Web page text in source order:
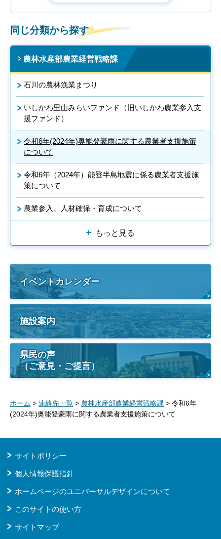
同じ分類から探す
農林水産部農業経営戦略課
石川の農林漁業まつり
いしかわ里山みらいファンド（旧いしかわ農業参入支
援ファンド）
令和6年(2024年)奥能登豪雨に関する農業者支援施策
について
令和6年（2024年）能登半島地震に係る農業者支援施
策について
農業参入、人材確保・育成について
もっと見る
イベントカレンダー
施設案内
県民の声
（ご意見・ご提言）
ホーム > 連絡先一覧 > 農林水産部農業経営戦略課 > 令和6年
(2024年)奥能登豪雨に関する農業者支援施策について
サイトポリシー
個人情報保護指針
ホームページのユニバーサルデザインについて
このサイトの使い方
サイトマップ